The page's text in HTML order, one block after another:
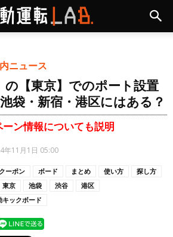
ニュース
の【東京】でのポート設置
袋・新宿・港区にはある？
ン情報についても説明
年11月1日 05:00
クーポン ボード まとめ 使い方
探し方
東京 池袋 渋谷
港区
キックボード